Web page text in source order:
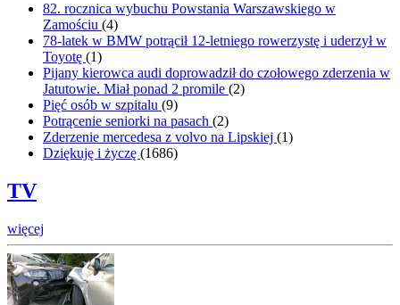
82. rocznica wybuchu Powstania Warszawskiego w
Zamościu (4)
78-latek w BMW potrącił 12-letniego rowerzystę i uderzył w
Toyotę (1)
Pijany kierowca audi doprowadził do czołowego zderzenia w
Jatutowie. Miał ponad 2 promile (2)
Pięć osób w szpitalu (9)
Potrącenie seniorki na pasach (2)
Zderzenie mercedesa z volvo na Lipskiej (1)
Dziękuję i życzę (1686)
TV
więcej